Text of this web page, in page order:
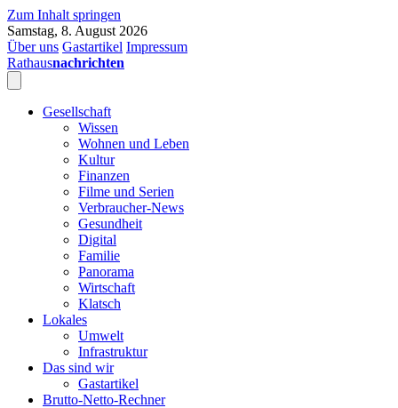
Zum Inhalt springen
Samstag, 8. August 2026
Über uns Gastartikel Impressum
Rathausnachrichten
Gesellschaft
Wissen
Wohnen und Leben
Kultur
Finanzen
Filme und Serien
Verbraucher-News
Gesundheit
Digital
Familie
Panorama
Wirtschaft
Klatsch
Lokales
Umwelt
Infrastruktur
Das sind wir
Gastartikel
Brutto-Netto-Rechner